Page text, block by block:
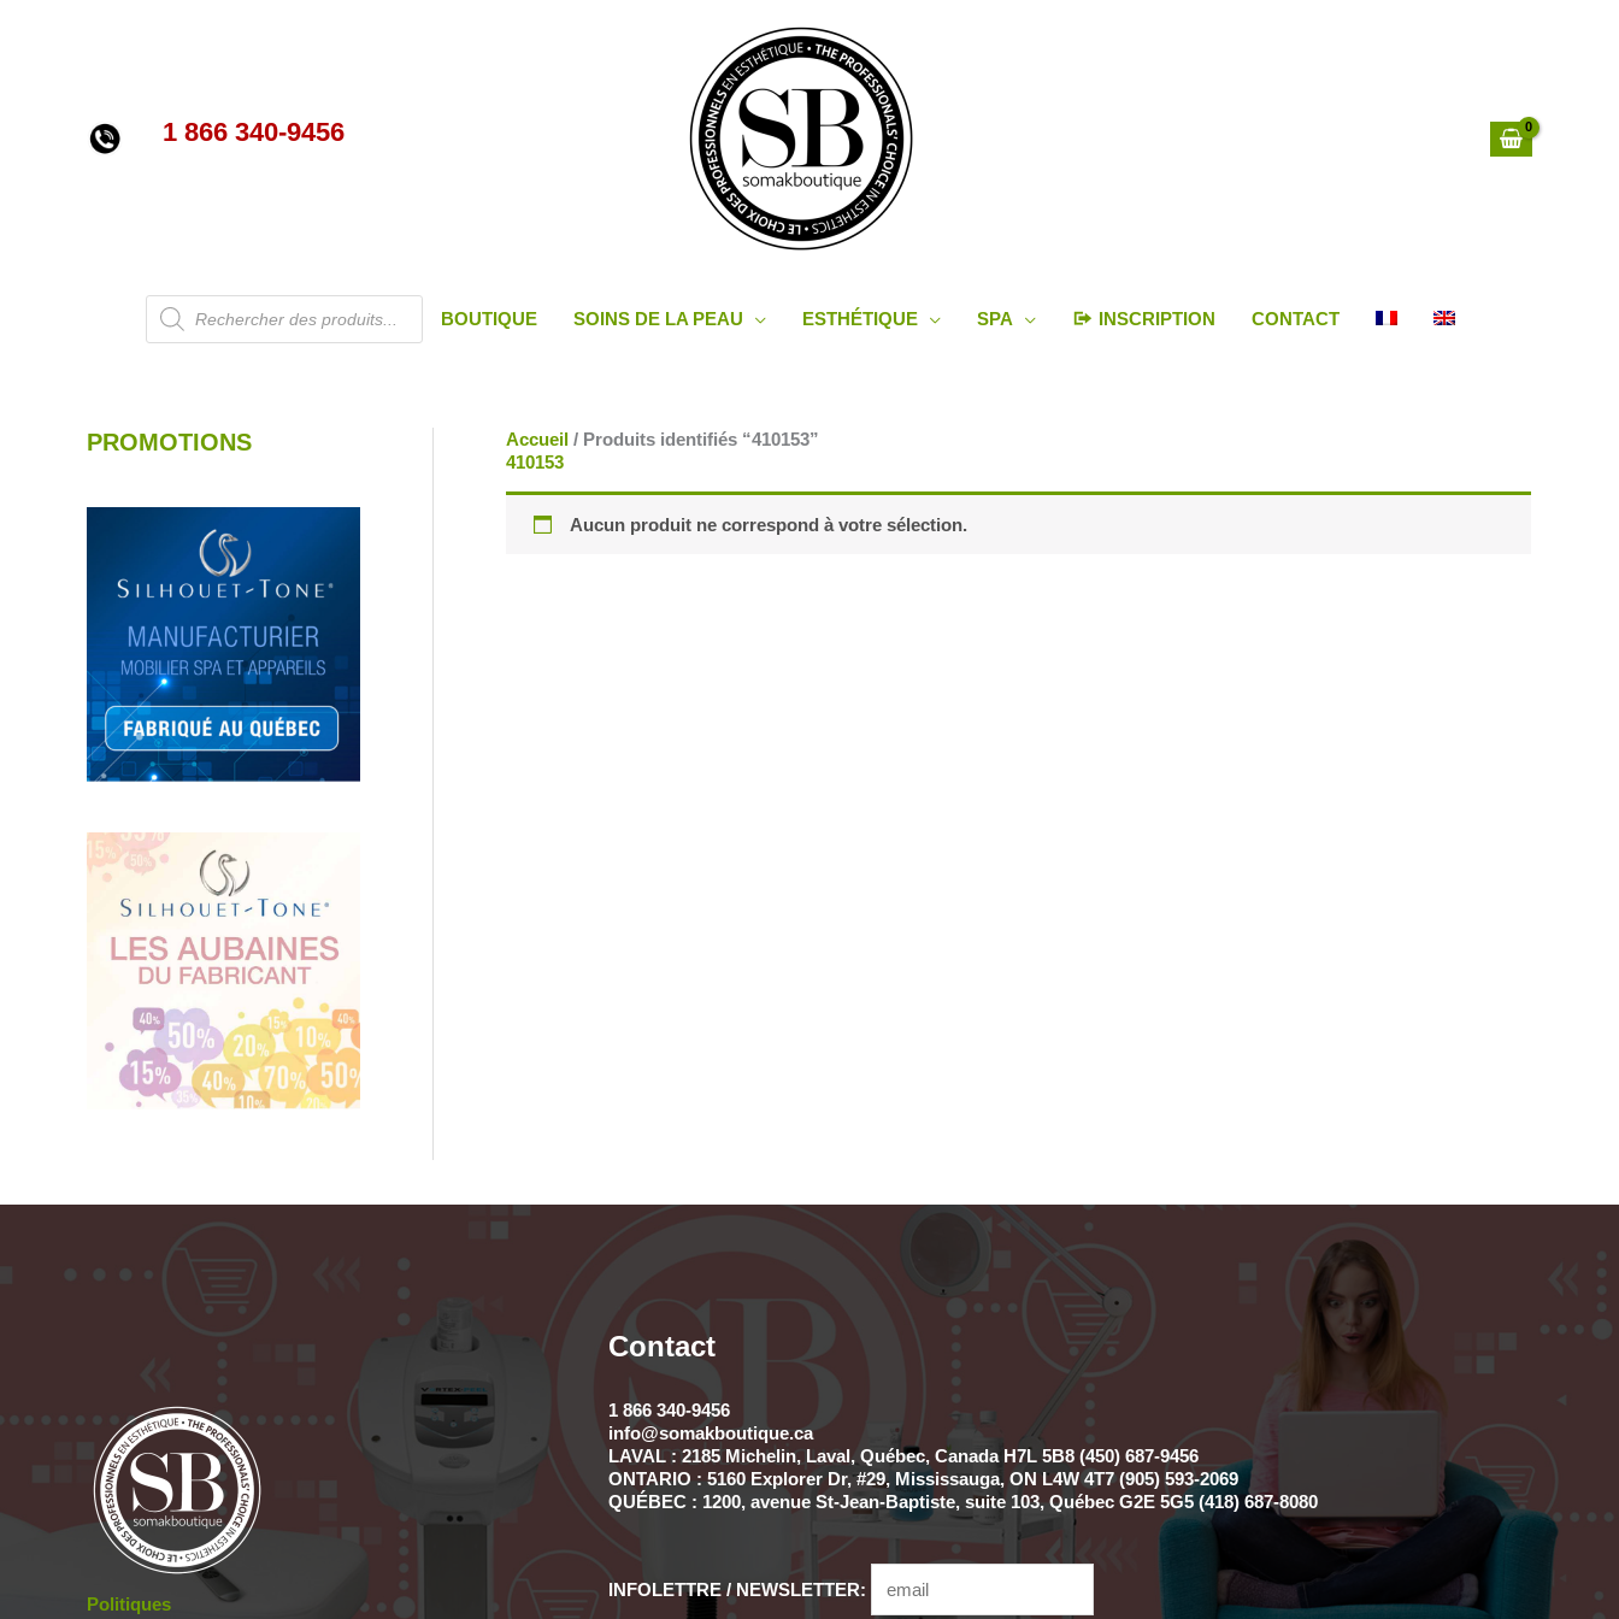
1 866 340-9456
Recherche
de
produits
BOUTIQUE SOINS DE LA PEAU ESTHÉTIQUE SPA INSCRIPTION CONTACT
PROMOTIONS Accueil / Produits identifiés “410153”
410153
Aucun produit ne correspond à votre sélection.
Politiques
Contact
1 866 340-9456
info@somakboutique.ca
LAVAL : 2185 Michelin, Laval, Québec, Canada H7L 5B8 (450) 687-9456
ONTARIO : 5160 Explorer Dr, #29, Mississauga, ON L4W 4T7 (905) 593-2069
QUÉBEC : 1200, avenue St-Jean-Baptiste, suite 103, Québec G2E 5G5 (418) 687-8080
INFOLETTRE / NEWSLETTER: